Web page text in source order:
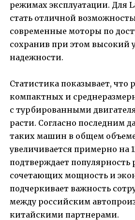
режимах эксплуатации. Для
стать отличной
современные моторы по
сохранив при этом высокий
надежности.
Статистика показывает, что
компактных и
с турбированными
расти. Согласно последним
таких машин в общем
увеличивается примерно на
подтверждает
сочетающих мощность и
подчеркивает важность
между российским
китайскими партнерами.